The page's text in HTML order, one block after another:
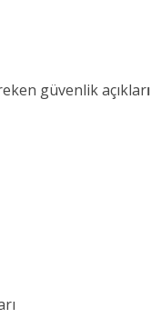
güvenlik açıkları